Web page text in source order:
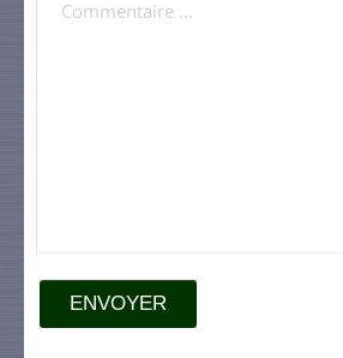
ENVOYER